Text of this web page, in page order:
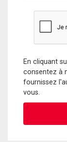
En cliquant
consentez à
fournissez
vous.